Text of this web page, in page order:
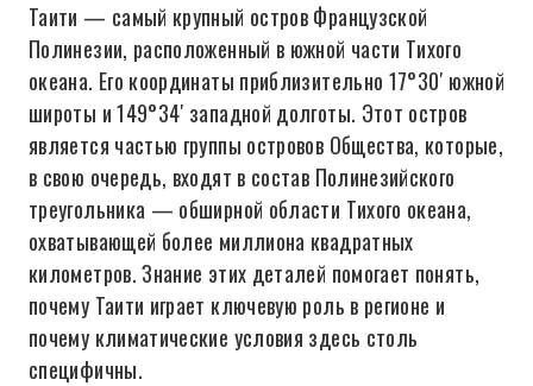
Таити — самый крупный остров Французской
Полинезии, расположенный в южной части Тихого
океана. Его координаты приблизительно 17°30′ южной
широты и 149°34′ западной долготы. Этот остров
является частью группы островов Общества, которые,
в свою очередь, входят в состав Полинезийского
треугольника — обширной области Тихого океана,
охватывающей более миллиона квадратных
километров. Знание этих деталей помогает понять,
почему Таити играет ключевую роль в регионе и
почему климатические условия здесь столь
специфичны.